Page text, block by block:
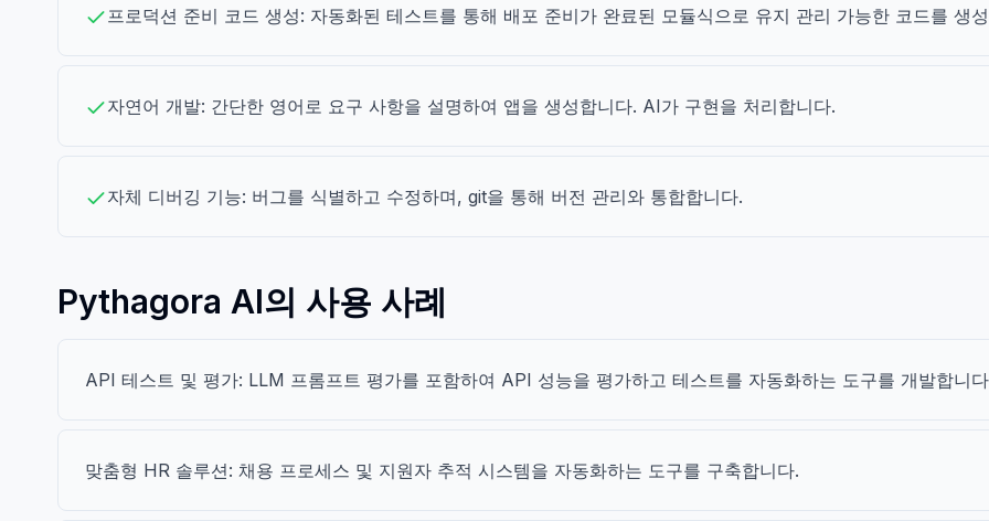
프로덕션 준비 코드 생성: 자동화된 테스트를 통해 배포 준비가 완료된 모듈식으로 유지 관리 가능한 코드를 생
자연어 개발: 간단한 영어로 요구 사항을 설명하여 앱을 생성합니다. AI가 구현을 처리합니다.
자체 디버깅 기능: 버그를 식별하고 수정하며, git을 통해 버전 관리와 통합합니다.
Pythagora AI의 사용 사례
API 테스트 및 평가: LLM 프롬프트 평가를 포함하여 API 성능을 평가하고 테스트를 자동화하는 도구를 개발합니
맞춤형 HR 솔루션: 채용 프로세스 및 지원자 추적 시스템을 자동화하는 도구를 구축합니다.